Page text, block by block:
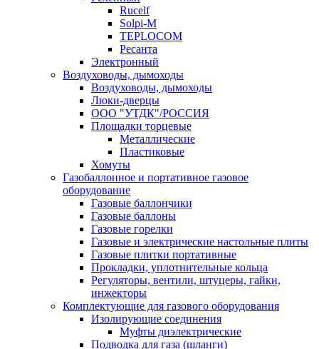
Rucelf
Solpi-M
TEPLOCOM
Ресанта
Электронный
Воздуховоды, дымоходы
Воздуховоды, дымоходы
Люки-дверцы
ООО "УТДК"/РОССИЯ
Площадки торцевые
Металлические
Пластиковые
Хомуты
Газобаллонное и портативное газовое
оборудование
Газовые баллончики
Газовые баллоны
Газовые горелки
Газовые и электрические настольные плиты
Газовые плитки портативные
Прокладки, уплотнительные кольца
Регуляторы, вентили, штуцеры, гайки,
инжекторы
Комплектующие для газового оборудования
Изолирующие соединения
Муфты диэлектрические
Подводка для газа (шланги)